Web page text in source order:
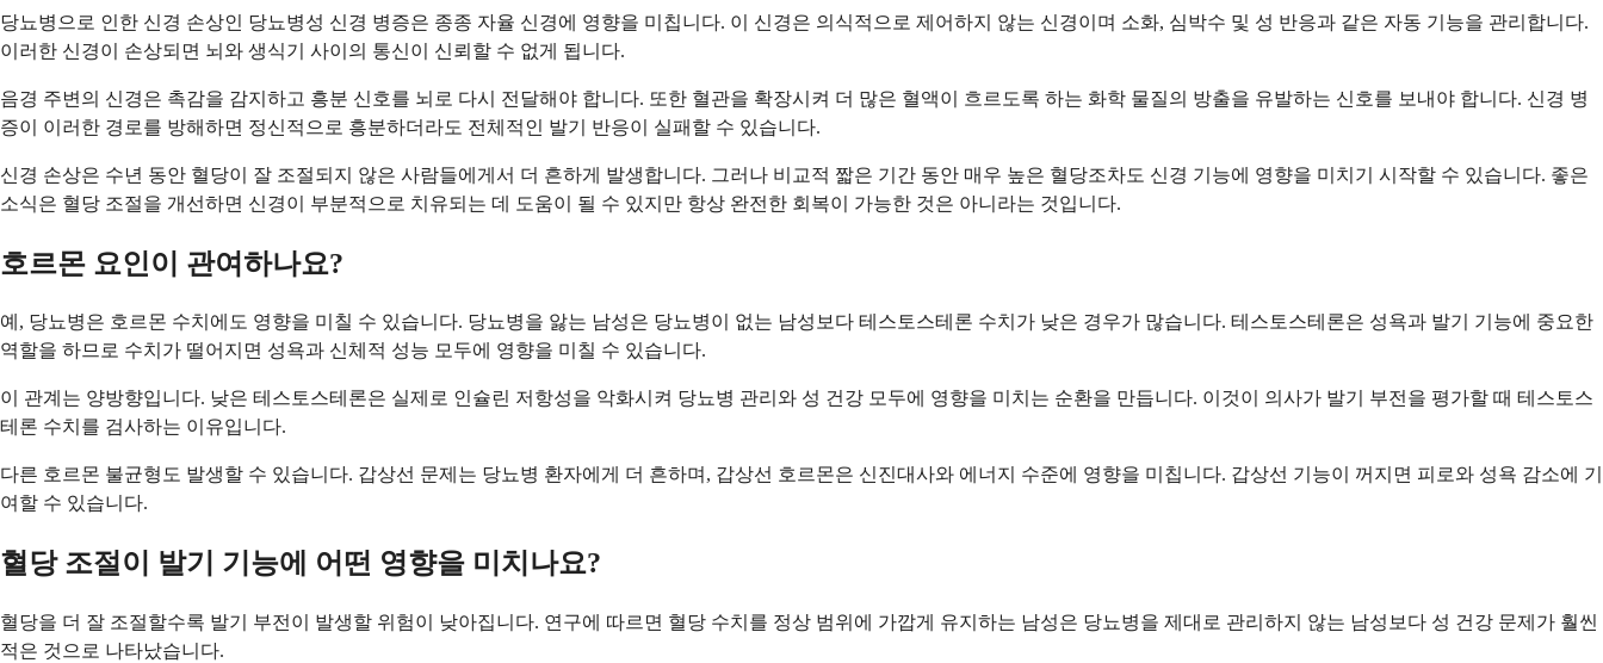
당뇨병으로 인한 신경 손상인 당뇨병성 신경 병증은 종종 자율 신경에 영향을 미칩니다. 이 신경은 의식적으로 제어하지 않는 신경이며 소화, 심박수 및 성 반응과 같은 자동 기능을 관리합니다.
이러한 신경이 손상되면 뇌와 생식기 사이의 통신이 신뢰할 수 없게 됩니다.
음경 주변의 신경은 촉감을 감지하고 흥분 신호를 뇌로 다시 전달해야 합니다. 또한 혈관을 확장시켜 더 많은 혈액이 흐르도록 하는 화학 물질의 방출을 유발하는 신호를 보내야 합니다. 신경 병
증이 이러한 경로를 방해하면 정신적으로 흥분하더라도 전체적인 발기 반응이 실패할 수 있습니다.
신경 손상은 수년 동안 혈당이 잘 조절되지 않은 사람들에게서 더 흔하게 발생합니다. 그러나 비교적 짧은 기간 동안 매우 높은 혈당조차도 신경 기능에 영향을 미치기 시작할 수 있습니다. 좋은
소식은 혈당 조절을 개선하면 신경이 부분적으로 치유되는 데 도움이 될 수 있지만 항상 완전한 회복이 가능한 것은 아니라는 것입니다.
호르몬 요인이 관여하나요?
예, 당뇨병은 호르몬 수치에도 영향을 미칠 수 있습니다. 당뇨병을 앓는 남성은 당뇨병이 없는 남성보다 테스토스테론 수치가 낮은 경우가 많습니다. 테스토스테론은 성욕과 발기 기능에 중요한
역할을 하므로 수치가 떨어지면 성욕과 신체적 성능 모두에 영향을 미칠 수 있습니다.
이 관계는 양방향입니다. 낮은 테스토스테론은 실제로 인슐린 저항성을 악화시켜 당뇨병 관리와 성 건강 모두에 영향을 미치는 순환을 만듭니다. 이것이 의사가 발기 부전을 평가할 때 테스토스
테론 수치를 검사하는 이유입니다.
다른 호르몬 불균형도 발생할 수 있습니다. 갑상선 문제는 당뇨병 환자에게 더 흔하며, 갑상선 호르몬은 신진대사와 에너지 수준에 영향을 미칩니다. 갑상선 기능이 꺼지면 피로와 성욕 감소에 기
여할 수 있습니다.
혈당 조절이 발기 기능에 어떤 영향을 미치나요?
혈당을 더 잘 조절할수록 발기 부전이 발생할 위험이 낮아집니다. 연구에 따르면 혈당 수치를 정상 범위에 가깝게 유지하는 남성은 당뇨병을 제대로 관리하지 않는 남성보다 성 건강 문제가 훨씬
적은 것으로 나타났습니다.